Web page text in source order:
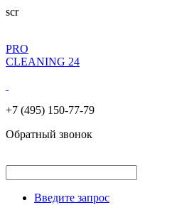
scr
PRO
CLEANING 24
+7 (495) 150-77-79
Обратный звонок
Введите запрос